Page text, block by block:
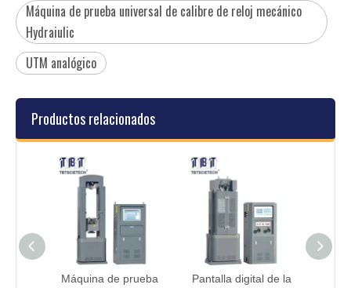
Máquina de prueba universal de calibre de reloj mecánico
Hydraiulic
UTM analógico
Productos relacionados
Máquina de prueba
Pantalla digital de la